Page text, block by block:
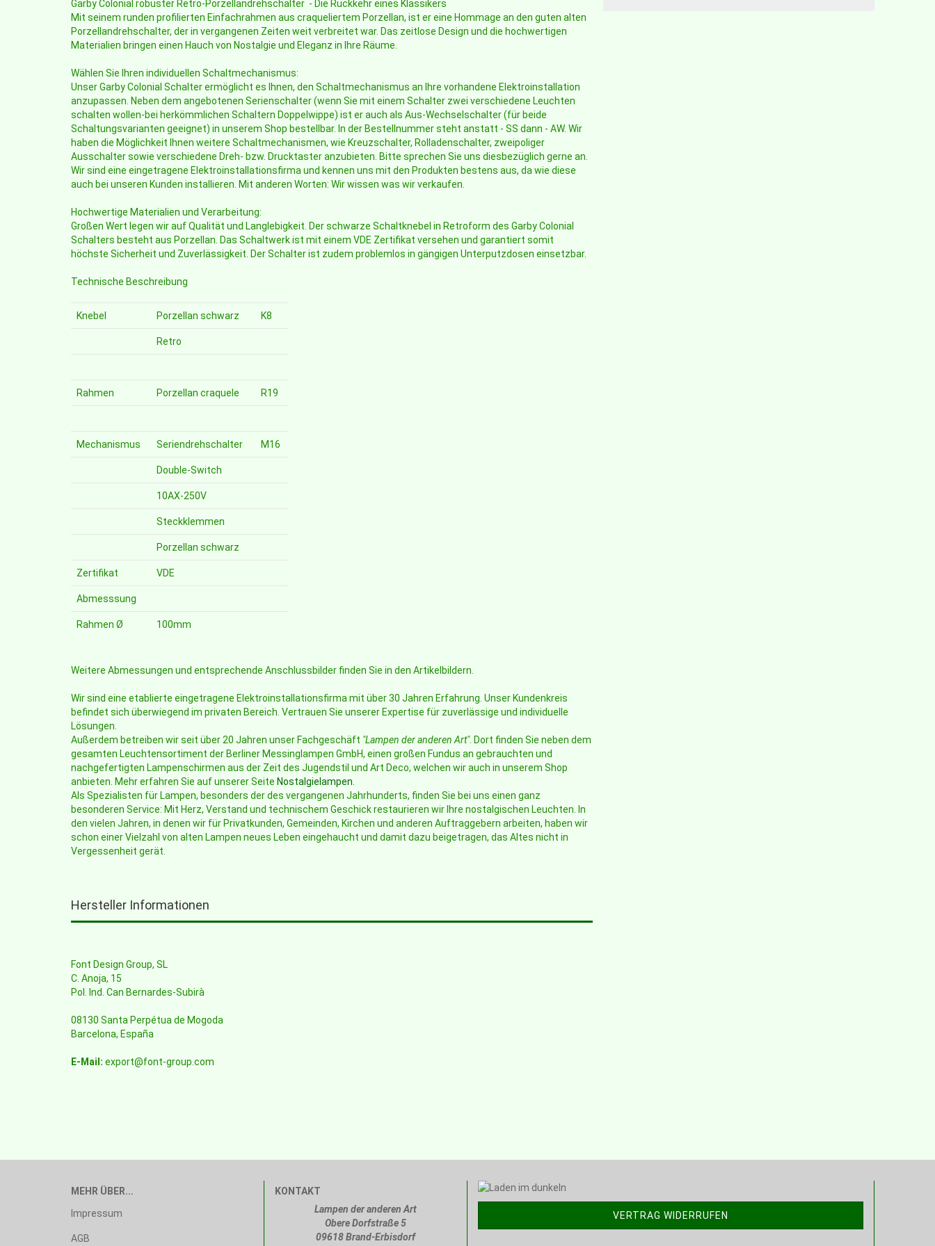
Garby Colonial robuster Retro-Porzellandrehschalter - Die Rückkehr eines Klassikers
Mit seinem runden profilierten Einfachrahmen aus craqueliertem Porzellan, ist er eine Hommage an den guten alten
Porzellandrehschalter, der in vergangenen Zeiten weit verbreitet war. Das zeitlose Design und die hochwertigen
Materialien bringen einen Hauch von Nostalgie und Eleganz in Ihre Räume.
Wählen Sie Ihren individuellen Schaltmechanismus:
Unser Garby Colonial Schalter ermöglicht es Ihnen, den Schaltmechanismus an Ihre vorhandene Elektroinstallation
anzupassen. Neben dem angebotenen Serienschalter (wenn Sie mit einem Schalter zwei verschiedene Leuchten
schalten wollen-bei herkömmlichen Schaltern Doppelwippe) ist er auch als Aus-Wechselschalter (für beide
Schaltungsvarianten geeignet) in unserem Shop bestellbar. In der Bestellnummer steht anstatt - SS dann - AW. Wir
haben die Möglichkeit Ihnen weitere Schaltmechanismen, wie Kreuzschalter, Rolladenschalter, zweipoliger
Ausschalter sowie verschiedene Dreh- bzw. Drucktaster anzubieten. Bitte sprechen Sie uns diesbezüglich gerne an.
Wir sind eine eingetragene Elektroinstallationsfirma und kennen uns mit den Produkten bestens aus, da wie diese
auch bei unseren Kunden installieren. Mit anderen Worten: Wir wissen was wir verkaufen.
Hochwertige Materialien und Verarbeitung:
Großen Wert legen wir auf Qualität und Langlebigkeit. Der schwarze Schaltknebel in Retroform des Garby Colonial
Schalters besteht aus Porzellan. Das Schaltwerk ist mit einem VDE Zertifikat versehen und garantiert somit
höchste Sicherheit und Zuverlässigkeit. Der Schalter ist zudem problemlos in gängigen Unterputzdosen einsetzbar.
Technische Beschreibung
Knebel Porzellan schwarz K8
Retro
Rahmen Porzellan craquele R19
Mechanismus Seriendrehschalter M16
Double-Switch
10AX-250V
Steckklemmen
Porzellan schwarz
Zertifikat VDE
Abmesssung
Rahmen Ø 100mm
Weitere Abmessungen und entsprechende Anschlussbilder finden Sie in den Artikelbildern.
Wir sind eine etablierte eingetragene Elektroinstallationsfirma mit über 30 Jahren Erfahrung. Unser Kundenkreis
befindet sich überwiegend im privaten Bereich. Vertrauen Sie unserer Expertise für zuverlässige und individuelle
Lösungen.
Außerdem betreiben wir seit über 20 Jahren unser Fachgeschäft "Lampen der anderen Art". Dort finden Sie neben dem
gesamten Leuchtensortiment der Berliner Messinglampen GmbH, einen großen Fundus an gebrauchten und
nachgefertigten Lampenschirmen aus der Zeit des Jugendstil und Art Deco, welchen wir auch in unserem Shop
anbieten. Mehr erfahren Sie auf unserer Seite Nostalgielampen
Als Spezialisten für Lampen, besonders der des vergangenen Jahrhunderts, finden Sie bei uns einen ganz
besonderen Service: Mit Herz, Verstand und technischem Geschick restaurieren wir Ihre nostalgischen Leuchten. In
den vielen Jahren, in denen wir für Privatkunden, Gemeinden, Kirchen und anderen Auftraggebern arbeiten, haben wir
schon einer Vielzahl von alten Lampen neues Leben eingehaucht und damit dazu beigetragen, das Altes nicht in
Vergessenheit gerät.
Hersteller Informationen
Font Design Group, SL
C. Anoja, 15
Pol. Ind. Can Bernardes-Subirà
08130 Santa Perpétua de Mogoda
Barcelona, España
E-Mail: export@font-group.com
MEHR ÜBER...
Impressum
AGB
KONTAKT
Lampen der anderen Art
Obere Dorfstraße 5
09618 Brand-Erbisdorf
VERTRAG WIDERRUFEN